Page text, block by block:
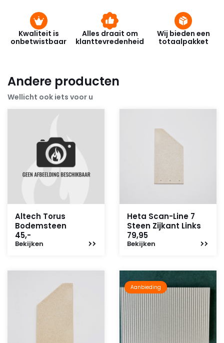
Kwaliteit is
onbetwistbaar
Alles draait om
klanttevredenheid
Wij bieden een
totaalpakket
Andere producten
Wellicht ook iets voor u
Altech Torus
Bodemsteen
45,-
Bekijken
Heta Scan-Line 7
Steen Zijkant Links
79,95
Bekijken
Aanbieding